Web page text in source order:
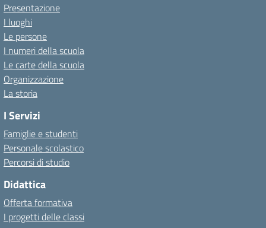
Presentazione
I luoghi
Le persone
I numeri della scuola
Le carte della scuola
Organizzazione
La storia
I Servizi
Famiglie e studenti
Personale scolastico
Percorsi di studio
Didattica
Offerta formativa
I progetti delle classi